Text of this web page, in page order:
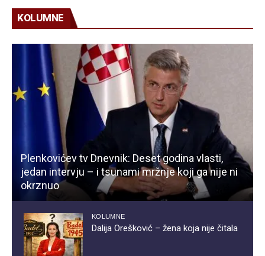
KOLUMNE
Plenkovićev tv Dnevnik: Deset godina vlasti,
jedan intervju – i tsunami mržnje koji ga nije ni
okrznuo
KOLUMNE
Dalija Orešković – žena koja nije čitala